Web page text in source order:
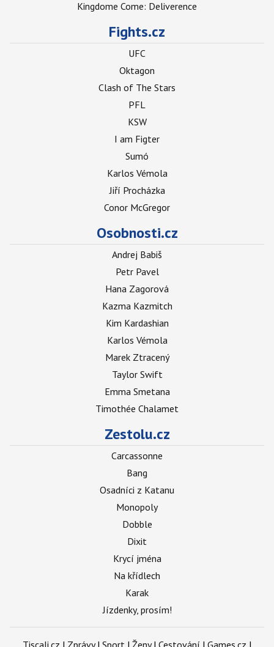
Kingdome Come: Deliverence
Fights.cz
UFC
Oktagon
Clash of The Stars
PFL
KSW
I am Figter
Sumó
Karlos Vémola
Jiří Procházka
Conor McGregor
Osobnosti.cz
Andrej Babiš
Petr Pavel
Hana Zagorová
Kazma Kazmitch
Kim Kardashian
Karlos Vémola
Marek Ztracený
Taylor Swift
Emma Smetana
Timothée Chalamet
Zestolu.cz
Carcassonne
Bang
Osadníci z Katanu
Monopoly
Dobble
Dixit
Krycí jména
Na křídlech
Karak
Jízdenky, prosím!
Tiscali.cz | Zprávy| Sport | Ženy| Cestování | Games.cz |